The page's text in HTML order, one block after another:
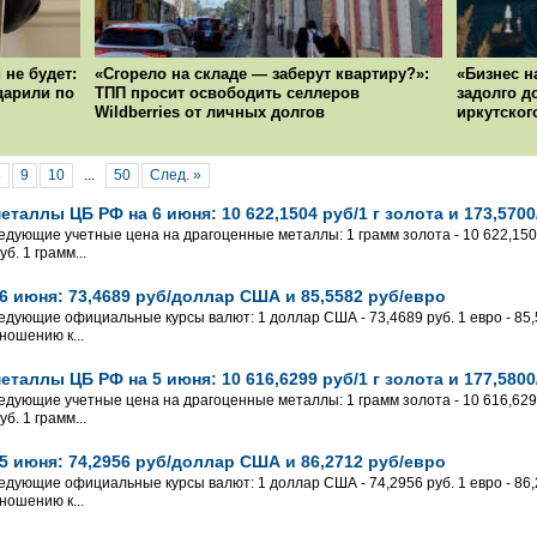
будет:
по
«Сгорело на складе — заберут квартиру?»:
ТПП просит освободить селлеров
Wildberries от личных долгов
«Бизнес
задолго
9 10 ... 50 След. »
ЦБ РФ на 6 июня: 10 622,1504 руб/1 г золота и
учетные цена на драгоценные металлы: 1 грамм золота - 10
1 грамм...
июня: 73,4689 руб/доллар США и 85,5582 руб/евро
официальные курсы валют: 1 доллар США - 73,4689 руб. 1 евро -
к...
ЦБ РФ на 5 июня: 10 616,6299 руб/1 г золота и
учетные цена на драгоценные металлы: 1 грамм золота - 10
1 грамм...
июня: 74,2956 руб/доллар США и 86,2712 руб/евро
официальные курсы валют: 1 доллар США - 74,2956 руб. 1 евро -
к...